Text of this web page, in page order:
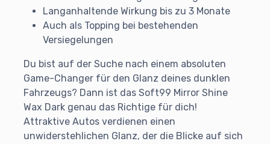
Langanhaltende Wirkung bis zu 3 Monate
Auch als Topping bei bestehenden
Versiegelungen
Du bist auf der Suche nach einem absoluten
Game-Changer für den Glanz deines dunklen
Fahrzeugs? Dann ist das Soft99 Mirror Shine
Wax Dark genau das Richtige für dich!
Attraktive Autos verdienen einen
unwiderstehlichen Glanz, der die Blicke auf sich